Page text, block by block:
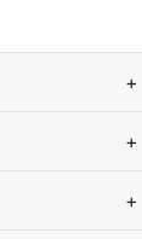
+
+
+